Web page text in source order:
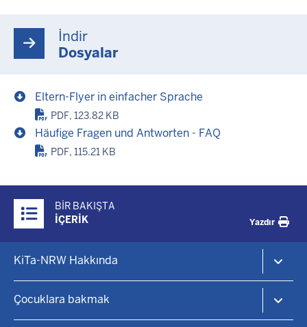
İndir
Dosyalar
Eltern-Flyer in einfacher Sprache
PDF, 123.82 KB
Häufige Fragen und Antworten - FAQ
PDF, 115.21 KB
Inhalte
BIR BAKIŞTA
İÇERIK
Yazdır
menu
KiTa-NRW Hakkında
Çocuklara bakmak